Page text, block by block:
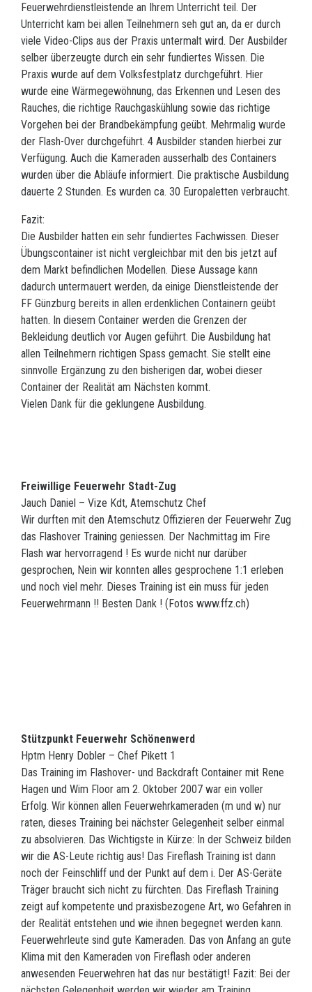
Feuerwehrdienstleistende an Ihrem Unterricht teil. Der
Unterricht kam bei allen Teilnehmern seh gut an, da er durch
viele Video-Clips aus der Praxis untermalt wird. Der Ausbilder
selber überzeugte durch ein sehr fundiertes Wissen. Die
Praxis wurde auf dem Volksfestplatz durchgeführt. Hier
wurde eine Wärmegewöhnung, das Erkennen und Lesen des
Rauches, die richtige Rauchgaskühlung sowie das richtige
Vorgehen bei der Brandbekämpfung geübt. Mehrmalig wurde
der Flash-Over durchgeführt. 4 Ausbilder standen hierbei zur
Verfügung. Auch die Kameraden ausserhalb des Containers
wurden über die Abläufe informiert. Die praktische Ausbildung
dauerte 2 Stunden. Es wurden ca. 30 Europaletten verbraucht.
Fazit:
Die Ausbilder hatten ein sehr fundiertes Fachwissen. Dieser
Übungscontainer ist nicht vergleichbar mit den bis jetzt auf
dem Markt befindlichen Modellen. Diese Aussage kann
dadurch untermauert werden, da einige Dienstleistende der
FF Günzburg bereits in allen erdenklichen Containern geübt
hatten. In diesem Container werden die Grenzen der
Bekleidung deutlich vor Augen geführt. Die Ausbildung hat
allen Teilnehmern richtigen Spass gemacht. Sie stellt eine
sinnvolle Ergänzung zu den bisherigen dar, wobei dieser
Container der Realität am Nächsten kommt.
Vielen Dank für die geklungene Ausbildung.
Freiwillige Feuerwehr Stadt-Zug
Jauch Daniel – Vize Kdt, Atemschutz Chef
Wir durften mit den Atemschutz Offizieren der Feuerwehr Zug
das Flashover Training geniessen. Der Nachmittag im Fire
Flash war hervorragend ! Es wurde nicht nur darüber
gesprochen, Nein wir konnten alles gesprochene 1:1 erleben
und noch viel mehr. Dieses Training ist ein muss für jeden
Feuerwehrmann !! Besten Dank ! (Fotos www.ffz.ch)
Stützpunkt Feuerwehr Schönenwerd
Hptm Henry Dobler – Chef Pikett 1
Das Training im Flashover- und Backdraft Container mit Rene
Hagen und Wim Floor am 2. Oktober 2007 war ein voller
Erfolg. Wir können allen Feuerwehrkameraden (m und w) nur
raten, dieses Training bei nächster Gelegenheit selber einmal
zu absolvieren. Das Wichtigste in Kürze: In der Schweiz bilden
wir die AS-Leute richtig aus! Das Fireflash Training ist dann
noch der Feinschliff und der Punkt auf dem i. Der AS-Geräte
Träger braucht sich nicht zu fürchten. Das Fireflash Training
zeigt auf kompetente und praxisbezogene Art, wo Gefahren in
der Realität entstehen und wie ihnen begegnet werden kann.
Feuerwehrleute sind gute Kameraden. Das von Anfang an gute
Klima mit den Kameraden von Fireflash oder anderen
anwesenden Feuerwehren hat das nur bestätigt! Fazit: Bei der